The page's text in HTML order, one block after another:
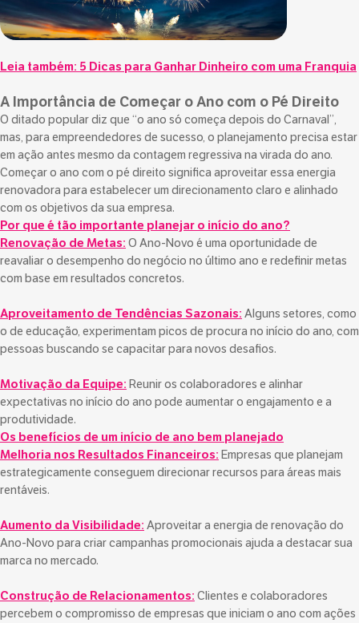
Leia também: 5 Dicas para Ganhar Dinheiro com uma Franquia
A Importância de Começar o Ano com o Pé Direito
O ditado popular diz que “o ano só começa depois do Carnaval”,
mas, para empreendedores de sucesso, o planejamento precisa estar
em ação antes mesmo da contagem regressiva na virada do ano.
Começar o ano com o pé direito significa aproveitar essa energia
renovadora para estabelecer um direcionamento claro e alinhado
com os objetivos da sua empresa.
Por que é tão importante planejar o início do ano?
Renovação de Metas: O Ano-Novo é uma oportunidade de
reavaliar o desempenho do negócio no último ano e redefinir metas
com base em resultados concretos.
Aproveitamento de Tendências Sazonais: Alguns setores, como
o de educação, experimentam picos de procura no início do ano, com
pessoas buscando se capacitar para novos desafios.
Motivação da Equipe: Reunir os colaboradores e alinhar
expectativas no início do ano pode aumentar o engajamento e a
produtividade.
Os benefícios de um início de ano bem planejado
Melhoria nos Resultados Financeiros: Empresas que planejam
estrategicamente conseguem direcionar recursos para áreas mais
rentáveis.
Aumento da Visibilidade: Aproveitar a energia de renovação do
Ano-Novo para criar campanhas promocionais ajuda a destacar sua
marca no mercado.
Construção de Relacionamentos: Clientes e colaboradores
percebem o compromisso de empresas que iniciam o ano com ações